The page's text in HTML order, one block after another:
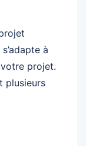
à
projet.
plusieurs